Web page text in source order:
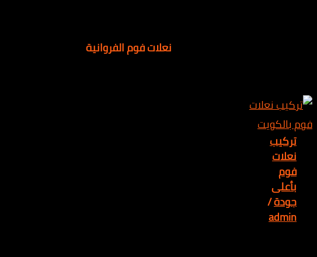
نعلات فوم الفروانية
تركيب
نعلات
فوم
بأعلى
جودة/
admin